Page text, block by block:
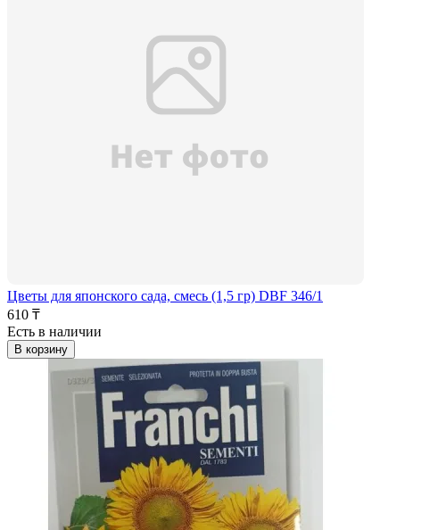
Цветы для японского сада, смесь (1,5 гр) DBF 346/1
610 ₸
Есть в наличии
В корзину